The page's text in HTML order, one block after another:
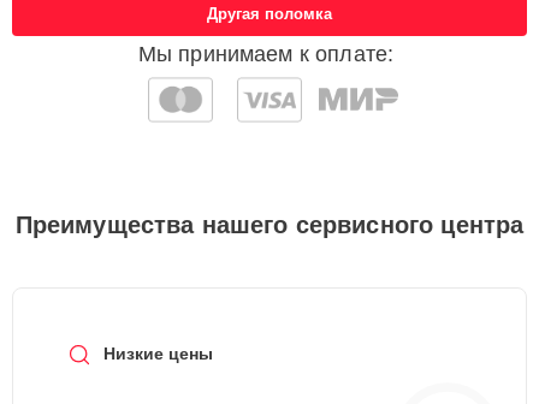
Мы принимаем к оплате:
Другая поломка
Преимущества нашего сервисного центра
Низкие цены